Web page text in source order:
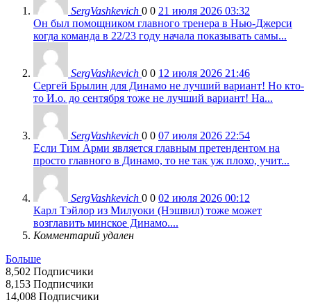
SergVashkevich 0 0 21 июля 2026 03:32
Он был помощником главного тренера в Нью-Джерси
когда команда в 22/23 году начала показывать самы...
SergVashkevich 0 0 12 июля 2026 21:46
Сергей Брылин для Динамо не лучший вариант! Но кто-
то И.о. до сентября тоже не лучший вариант! На...
SergVashkevich 0 0 07 июля 2026 22:54
Если Тим Арми является главным претендентом на
просто главного в Динамо, то не так уж плохо, учит...
SergVashkevich 0 0 02 июля 2026 00:12
Карл Тэйлор из Милуоки (Нэшвил) тоже может
возглавить минское Динамо....
Комментарий удален
Больше
8,502 Подписчики
8,153 Подписчики
14,008 Подписчики